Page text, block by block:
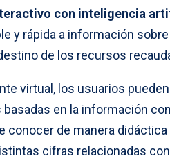
con inteligencia
y rápida a información
de los recursos
virtual, los usuarios
en la información
conocer de manera
cifras relacionadas